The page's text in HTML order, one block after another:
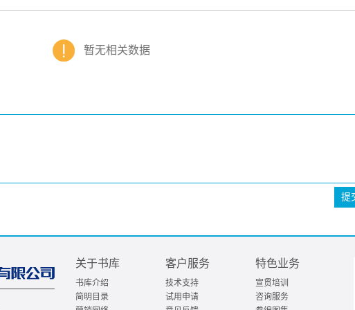
暂无相关数据
提
关于书库
书库介绍
简明目录
客户服务
技术支持
试用申请
特色业务
宣贯培训
咨询服务